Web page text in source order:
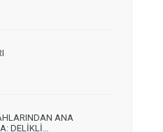
ANA
DELİKLİ…